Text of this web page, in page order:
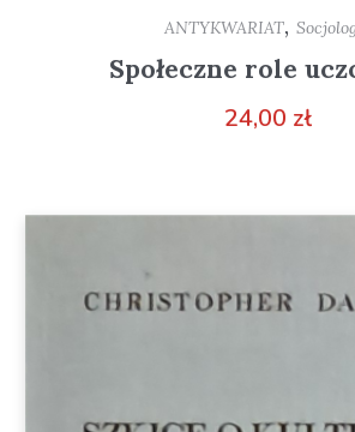
ANTYKWARIAT,
Społeczne role
24,00 zł